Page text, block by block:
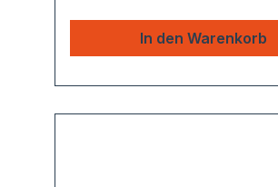
In den Warenkorb